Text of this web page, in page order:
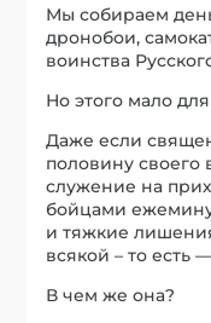
Мы собираем
дронобои,
воинства
Но этого мало
Даже если
половину своего
служение на
бойцами
и тяжкие
всякой – то есть
В чем же она?